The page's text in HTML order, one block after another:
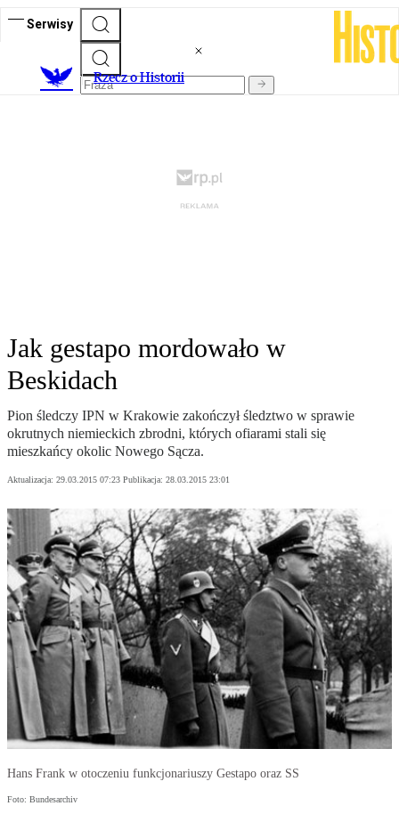
Serwisy
Rzecz o Historii
Jak gestapo mordowało w
Beskidach
Pion śledczy IPN w Krakowie zakończył śledztwo w sprawie
okrutnych niemieckich zbrodni, których ofiarami stali się
mieszkańcy okolic Nowego Sącza.
Aktualizacja: 29.03.2015 07:23 Publikacja: 28.03.2015 23:01
Hans Frank w otoczeniu funkcjonariuszy Gestapo oraz SS
Foto: Bundesarchiv